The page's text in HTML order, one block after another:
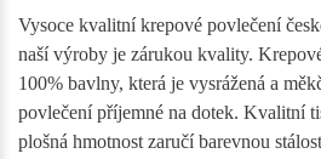
Vysoce kvalitní krepové povlečení
naší výroby je zárukou kvality.
100% bavlny, která je vysrážená a
povlečení příjemné na dotek. Kvalitní
plošná hmotnost zaručí barevnou